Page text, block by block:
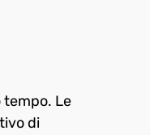
tempo. Le
di